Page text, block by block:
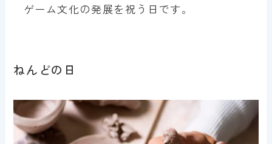
ゲーム文化の発展を祝う日です。
ねんどの日